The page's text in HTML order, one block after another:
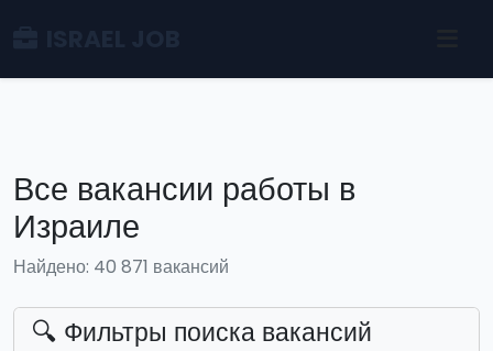
Все вакансии работы в
Израиле
Найдено: 40 871 вакансий
🔍 Фильтры поиска вакансий